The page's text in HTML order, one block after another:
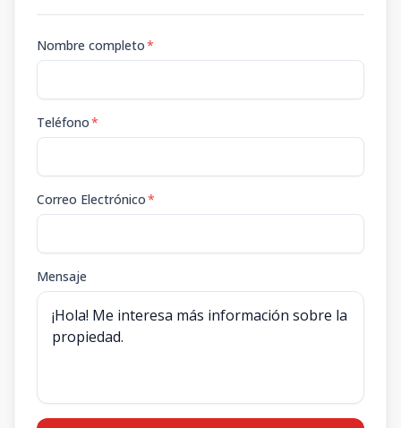
Nombre completo*
Teléfono*
Correo Electrónico*
Mensaje